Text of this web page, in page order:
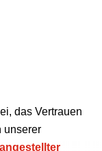
das Vertrauen
unserer